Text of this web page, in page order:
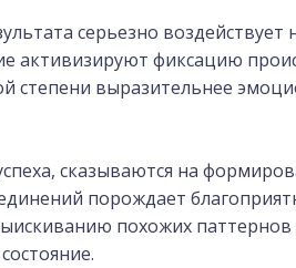
серьезно воздействует
активизируют фиксацию
степени выразительнее
сказываются на
порождает
похожих паттернов